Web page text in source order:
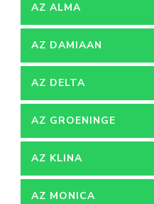
AZ ALMA
AZ DAMIAAN
AZ DELTA
AZ GROENINGE
AZ KLINA
AZ MONICA